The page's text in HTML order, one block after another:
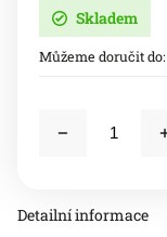
Skladem
Můžeme doručit do:
Detailní informace